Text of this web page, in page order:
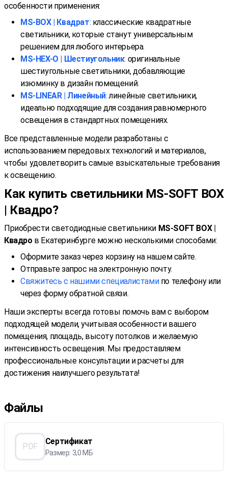
особенности применения:
MS-BOX | Квадрат: классические квадратные
светильники, которые станут универсальным
решением для любого интерьера.
MS-HEX-O | Шестиугольник: оригинальные
шестиугольные светильники, добавляющие
изюминку в дизайн помещений.
MS-LINEAR | Линейный:линейные светильники,
идеально подходящие для создания равномерного
освещения в стандартных помещениях.
Все представленные модели разработаны с
использованием передовых технологий и материалов,
чтобы удовлетворить самые взыскательные требования
к освещению.
Как купить светильники MS-SOFT BOX
| Квадро?
Приобрести светодиодные светильники MS-SOFT BOX |
Квадро в Екатеринбурге можно несколькими способами:
Оформите заказ через корзину на нашем сайте.
Отправьте запрос на электронную почту.
Свяжитесь с нашими специалистамипо телефону или
через форму обратной связи.
Наши эксперты всегда готовы помочь вам с выбором
подходящей модели, учитывая особенности вашего
помещения, площадь, высоту потолков и желаемую
интенсивность освещения. Мы предоставляем
профессиональные консультации и расчеты для
достижения наилучшего результата!
Файлы
PDF
Сертификат
Размер: 3,0 МБ